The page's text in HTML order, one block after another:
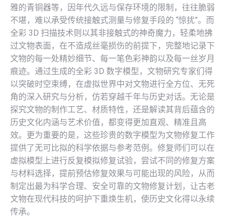
雅的青铜器等，因年代久远与保存环境的限制，往往脆弱
不堪，难以承受传统接触式测量与修复手段的 “惊扰”。而
全彩 3D 扫描技术则以其非接触式的神奇魔力，轻柔地拂
过文物表面，在不造成丝毫损伤的前提下，完整地记录下
文物的每一处精妙细节、每一笔色彩神韵以及每一丝岁月
痕迹。通过生成的全彩 3D 数字模型，文物研究专家们得
以突破时空束缚，在虚拟世界中对文物进行全方位、无死
角的深入研究与分析，仿若穿越千年与历史对话。无论是
探究文物的制作工艺、材质特性，还是解读其背后蕴含的
历史文化内涵与艺术价值，都变得更加直观、精准且高
效。更为重要的是，这些珍贵的数字模型为文物修复工作
提供了无可比拟的科学依据与参考范例。修复师们可以在
虚拟模型上进行反复模拟修复试验，尝试不同的修复方案
与材料选择，提前预估修复效果与可能出现的风险，从而
制定出最为科学合理、安全可靠的文物修复计划，让古老
文物在现代科技的呵护下重焕生机，使历史文化得以永续
传承。